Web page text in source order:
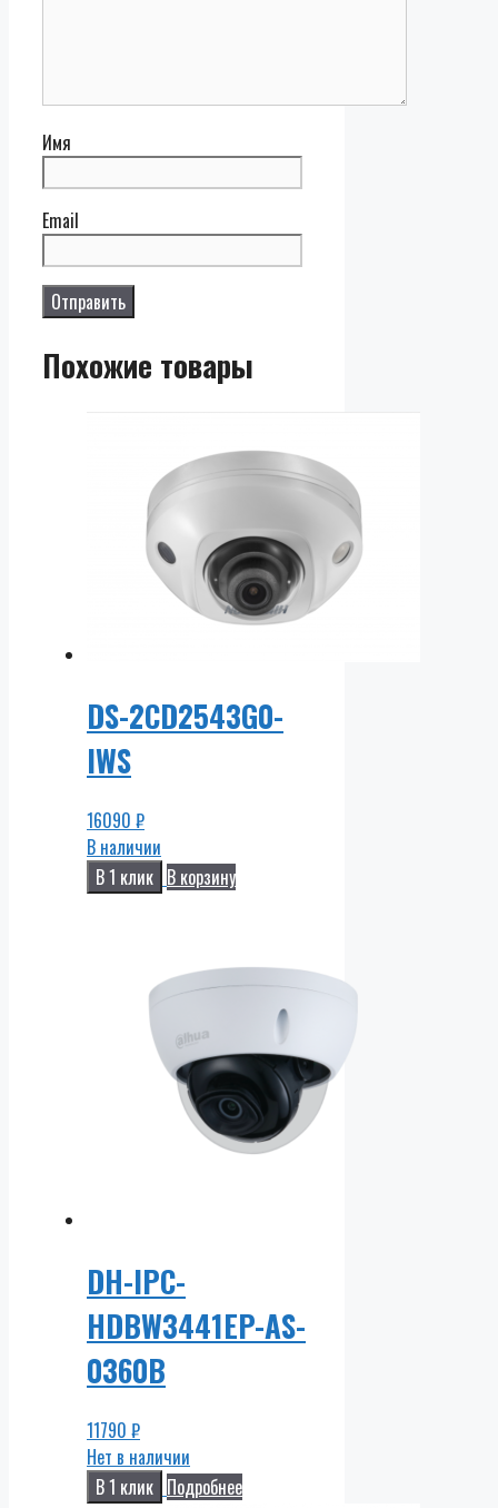
Имя
Email
Похожие товары
DS-2CD2543G0-
IWS
16090 ₽
В наличии
В 1 клик В корзину
DH-IPC-
HDBW3441EP-AS-
0360B
11790 ₽
Нет в наличии
В 1 клик Подробнее